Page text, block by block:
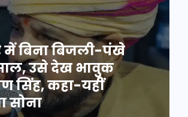
बिना बिजली-पंखे
उसे देख भावुक
सिंह, कहा-यहीं
सोना